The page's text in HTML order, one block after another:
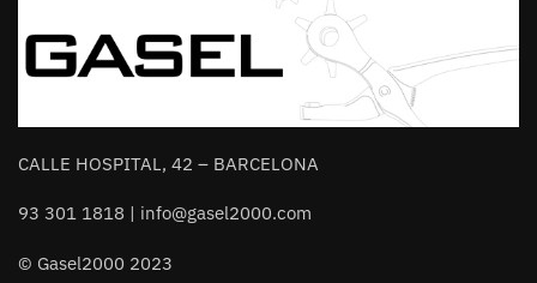
CALLE HOSPITAL, 42 – BARCELONA
93 301 1818 | info@gasel2000.com
© Gasel2000 2023